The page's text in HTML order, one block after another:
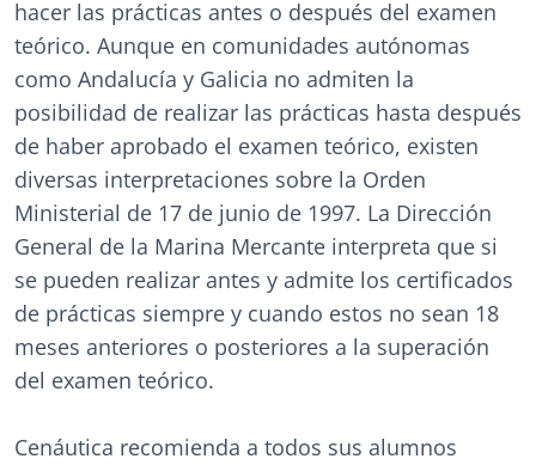
hacer las prácticas antes o después del examen
teórico. Aunque en comunidades autónomas
como Andalucía y Galicia no admiten la
posibilidad de realizar las prácticas hasta después
de haber aprobado el examen teórico, existen
diversas interpretaciones sobre la Orden
Ministerial de 17 de junio de 1997. La Dirección
General de la Marina Mercante interpreta que si
se pueden realizar antes y admite los certificados
de prácticas siempre y cuando estos no sean 18
meses anteriores o posteriores a la superación
del examen teórico.
Cenáutica recomienda a todos sus alumnos